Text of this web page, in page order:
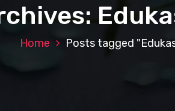
Home Posts tagged